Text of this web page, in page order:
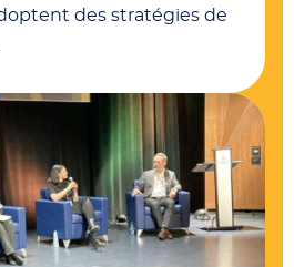
des stratégies de